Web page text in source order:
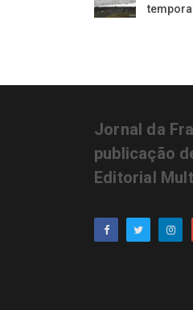
Jornal da
publicação
Editorial